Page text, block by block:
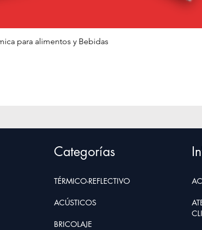
Vista rápida
para alimentos y Bebidas
Categorías
TÉRMICO-REFLECTIVO
ACÚSTICOS
BRICOLAJE